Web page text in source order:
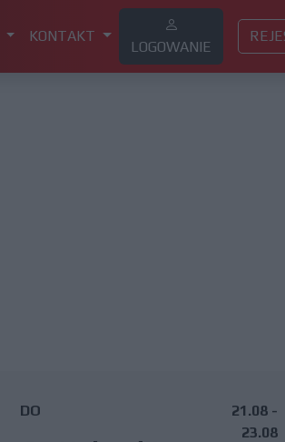
KONTAKT
LOGOWANIE
DO
21.08 -
23.08